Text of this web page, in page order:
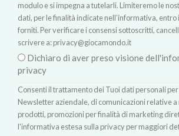
modulo e si impegna a tutelarli. Limiteremo le
dati, per le finalità indicate nell’informativa, entro
forniti. Per verificare i consensi sottoscritti,
scrivere a:privacy@giocamondo.it
Dichiaro di aver preso visione
privacy
Consenti il trattamento dei Tuoi dati personali
Newsletter aziendale, di comunicazioni relative a
prodotti, promozioni per finalità di marketing
l'informativa estesa sulla privacy per maggiori